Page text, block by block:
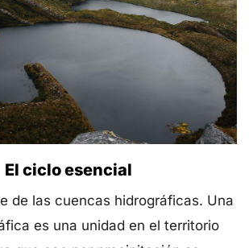
El ciclo esencial
de las cuencas hidrográficas. Una
es una unidad en el territorio